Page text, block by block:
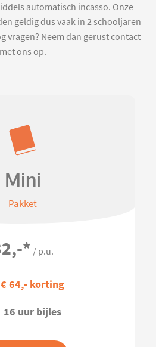
automatisch incasso. Onze
geldig dus vaak in 2 schooljaren
vragen? Neem dan gerust contact
met ons op.
Mini
Pakket
* / p.u.
€ 64,- korting
16 uur bijles